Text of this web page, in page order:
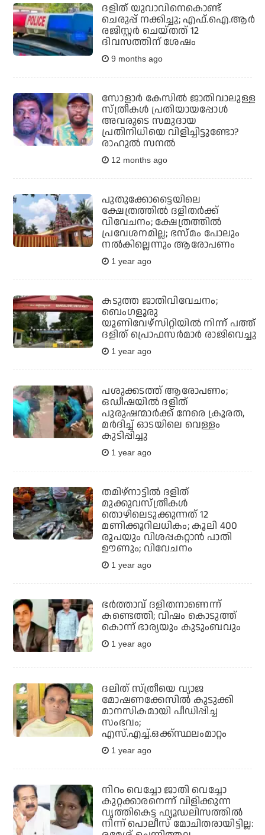
ദളിത് യുവാവിനെകൊണ്ട്
ചെരുപ്പ് നക്കിച്ചു; എഫ്.ഐ.ആർ
രജിസ്റ്റർ ചെയ്തത് 12
ദിവസത്തിന് ശേഷം
9 months ago
സോളാര്‍ കേസില്‍ ജാതിവാലുള്ള
സ്ത്രീകള്‍ പ്രതിയായപ്പോള്‍
അവരുടെ സമുദായ
പ്രതിനിധിയെ വിളിച്ചിട്ടുണ്ടോ?
രാഹുല്‍ സനല്‍
12 months ago
പുതുക്കോട്ടൈയിലെ
ക്ഷേത്രത്തില്‍ ദളിതര്‍ക്ക്
വിവേചനം; ക്ഷേത്രത്തില്‍
പ്രവേശനമില്ല; ഭസ്മം പോലും
നല്‍കില്ലെന്നും ആരോപണം
1 year ago
കടുത്ത ജാതിവിവേചനം;
ബെംഗളൂരു
യൂണിവേഴ്‌സിറ്റിയില്‍ നിന്ന് പത്ത്
ദളിത് പ്രൊഫസര്‍മാര്‍ രാജിവെച്ചു
1 year ago
പശുക്കടത്ത് ആരോപണം;
ഒഡീഷയിൽ ദളിത്
പുരുഷന്മാർക്ക് നേരെ ക്രൂരത,
മർദിച്ച് ഓടയിലെ വെള്ളം
കുടിപ്പിച്ചു
1 year ago
തമിഴ്നാട്ടില്‍ ദളിത്
മുക്കുവസ്ത്രീകള്‍
തൊഴിലെടുക്കുന്നത് 12
മണിക്കൂറിലധികം; കൂലി 400
രൂപയും വിശപ്പകറ്റാന്‍ പാതി
ഊണും; വിവേചനം
1 year ago
ഭർത്താവ് ദളിതനാണെന്ന്
കണ്ടെത്തി; വിഷം കൊടുത്ത്
കൊന്ന് ഭാര്യയും കുടുംബവും
1 year ago
ദലിത് സ്ത്രീയെ വ്യാജ
മോഷണക്കേസില്‍ കുടുക്കി
മാനസികമായി പീഡിപ്പിച്ച
സംഭവം;
എസ്.എച്ച്.ഒക്ക്‌സ്ഥലംമാറ്റം
1 year ago
നിറം വെച്ചോ ജാതി വെച്ചോ
കുറ്റക്കാരനെന്ന് വിളിക്കുന്ന
വൃത്തികെട്ട ഫ്യൂഡലിസത്തില്‍
നിന്ന് പൊലീസ് മോചിതരായിട്ടില്ല: